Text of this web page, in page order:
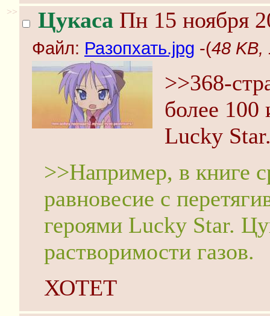
>> Цукаса Пн 15 ноября
Файл: Разопхать.jpg -(48 KB,
>>368-
более
Lucky
>>Например, в книге
равновесие с
героями Lucky Star.
растворимости газов.
ХОТЕТ